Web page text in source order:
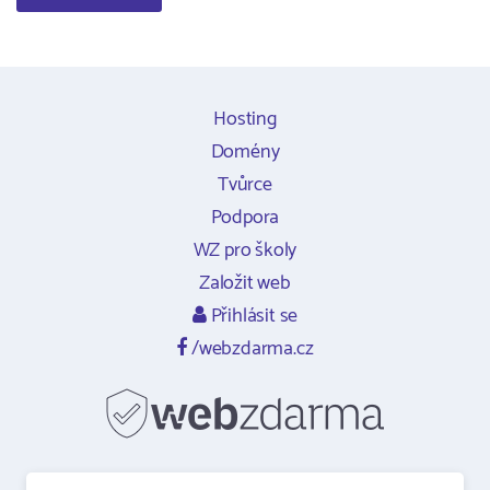
Hosting
Domény
Tvůrce
Podpora
WZ pro školy
Založit web
Přihlásit se
/webzdarma.cz